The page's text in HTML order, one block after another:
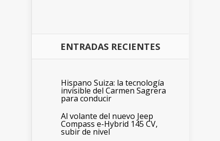
ENTRADAS RECIENTES
Hispano Suiza: la tecnología
invisible del Carmen Sagrera
para conducir
Al volante del nuevo Jeep
Compass e-Hybrid 145 CV,
subir de nivel